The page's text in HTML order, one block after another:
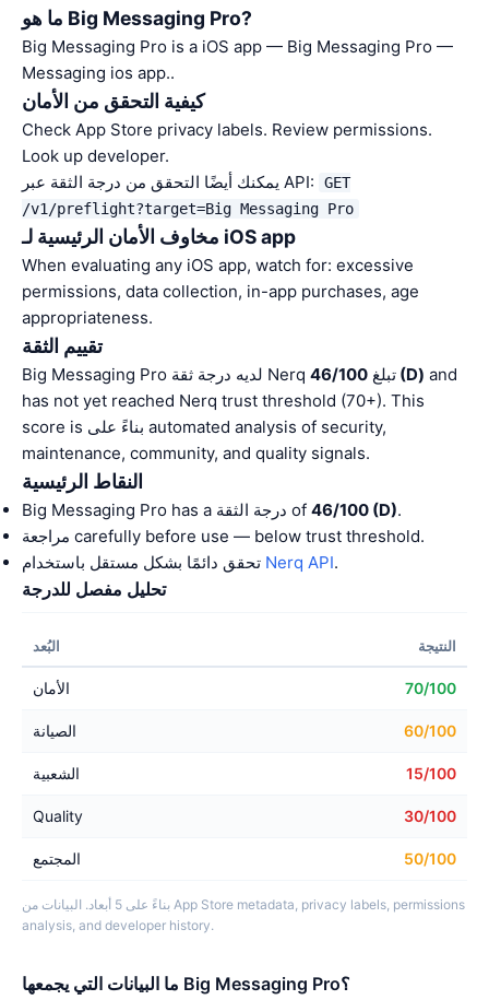
ما هو Big Messaging Pro?
Big Messaging Pro is a iOS app — Big Messaging Pro —
Messaging ios app..
كيفية التحقق من الأمان
Check App Store privacy labels. Review permissions.
Look up developer.
يمكنك أيضًا التحقق من درجة الثقة عبر API:
GET
/v1/preflight?target=Big Messaging Pro
مخاوف الأمان الرئيسية لـ iOS app
When evaluating any iOS app, watch for: excessive
permissions, data collection, in-app purchases, age
appropriateness.
تقييم الثقة
Big Messaging Pro لديه درجة ثقة Nerq تبلغ 46/100 (D) and
has not yet reached Nerq trust threshold (70+). This
score is بناءً على automated analysis of security,
maintenance, community, and quality signals.
النقاط الرئيسية
Big Messaging Pro has a درجة الثقة of 46/100 (D).
مراجعة carefully before use — below trust threshold.
Nerq API.
تحليل مفصل للدرجة
البُعد النتيجة
الأمان 70/100
الصيانة 60/100
الشعبية 15/100
Quality 30/100
المجتمع 50/100
بناءً على 5 أبعاد. البيانات من App Store metadata, privacy labels, permissions
analysis, and developer history.
ما البيانات التي يجمعها Big Messaging Pro؟